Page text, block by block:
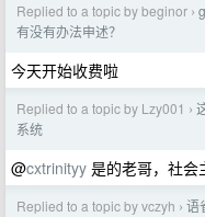
Replied to a topic by beginor ›
有没有办法申述？
今天开始收费啦
Replied to a topic by Lzy001 ›
系统
@cxtrinityy 是的老哥，社会
Replied to a topic by vczyh › 语